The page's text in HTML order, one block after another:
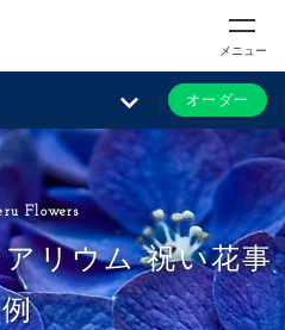
メニュー
オーダー
Flowers
リウム 祝い花事
例